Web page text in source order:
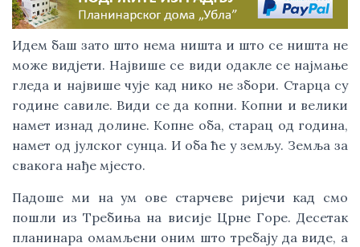
Идем баш зато што нема ништа и што се ништа не
може видјети. Највише се види одакле се најмање
гледа и највише чује кад нико не збори. Старца су
године савиле. Види се да копни. Копни и велики
намет изнад долине. Копне оба, старац од година,
намет од јулског сунца. И оба ће у земљу. Земља за
свакога нађе мјесто.
Падоше ми на ум ове старчеве ријечи кад смо
пошли из Требиња на висије Црне Горе. Десетак
планинара омамљени оним што требају да виде, а